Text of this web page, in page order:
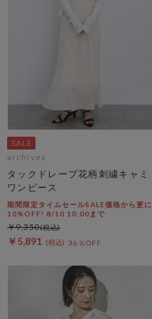
archives
タックドレープ花柄刺繍キャミ
ワンピース
期間限定タイムセールSALE価格から更に
10%OFF! 8/10 10:00まで
￥5,891 36％OFF
￥9,350